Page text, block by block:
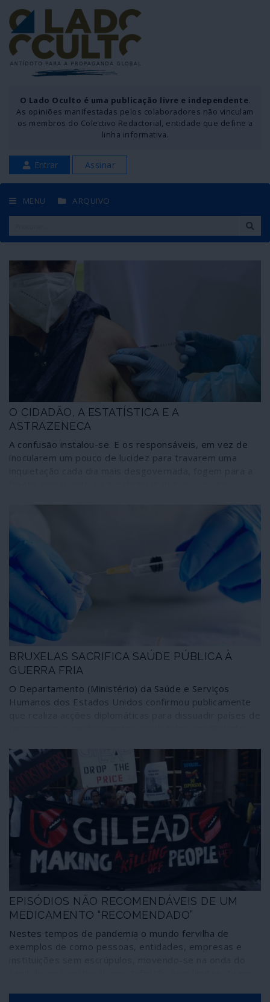
O Lado Oculto é uma publicação livre e independente.
As opiniões manifestadas pelos colaboradores não vinculam
os membros do Colectivo Redactorial, entidade que define a
linha informativa.
Entrar Assinar
MENU ARQUIVO
O CIDADÃO, A ESTATÍSTICA E A
ASTRAZENECA
A confusão instalou-se. E os responsáveis, em vez de
inocularem um pouco de lucidez para travarem uma
que a vida humana seja jogada em caprichos de roleta.
As coisas estão, de facto, a correr mal com a vacina da
AstraZeneca contra a Covid-19. Escondê-lo atrás da
certeza fundamentalista de que o medicamento é
“seguro e eficaz” e persistir na vacinação como se nada
estivesse a acontecer é uma estratégia que cumpre
efectivamente o preceito tecnocrático segundo o qual
uma pessoa é apenas um número; mas atenta contra os
direitos humanos.
BRUXELAS SACRIFICA SAÚDE PÚBLICA À
GUERRA FRIA
O Departamento (Ministério) da Saúde e Serviços
Humanos dos Estados Unidos confirmou publicamente
exemplos citados a propósito foi a intervenção para
“persuadir o Brasil a rejeitar a vacina russa contra a
Covid-19”. Não explicando tudo, um episódio como este
ajuda-nos a entender as histórias mal contadas que
envolvem os processos de vacinação às escalas
nacionais, regionais e global – e que estão a custar vidas
humanas, pelas quais ninguém será, obviamente,
responsabilizado.
EPISÓDIOS NÃO RECOMENDÁVEIS DE UM
MEDICAMENTO “RECOMENDADO”
Nestes tempos de pandemia o mundo fervilha de
exemplos de como pessoas, entidades, empresas e